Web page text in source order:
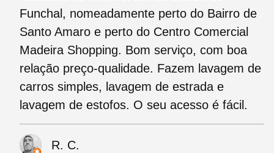
Funchal, nomeadamente perto do Bairro de
Santo Amaro e perto do Centro Comercial
Madeira Shopping. Bom serviço, com boa
relação preço-qualidade. Fazem lavagem de
carros simples, lavagem de estrada e
lavagem de estofos. O seu acesso é fácil.
R. C.